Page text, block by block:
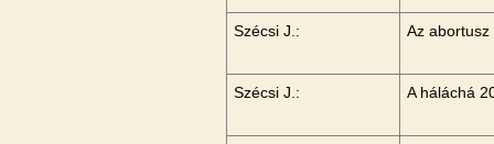
Szécsi J.: Az
Szécsi J.: A háláchá